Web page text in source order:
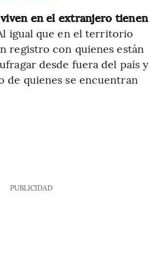
en el extranjero tienen
igual que en el territorio
registro con quienes están
desde fuera del país y
de quienes se encuentran
PUBLICIDAD